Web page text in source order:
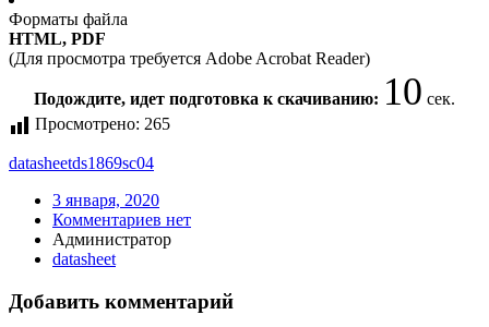
Форматы файла
HTML, PDF
(Для просмотра требуется Adobe Acrobat Reader)
Подождите, идет подготовка к скачиванию:9сек.
Просмотрено: 265
datasheetds1869sc04
3 января, 2020
Комментариев нет
Администратор
datasheet
Добавить комментарий